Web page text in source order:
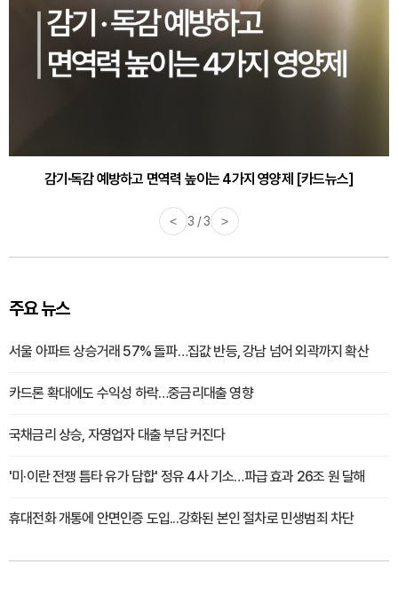
감기·독감 예방하고 면역력 높이는 4가지 영양제 [카드뉴스]
< 3 / 3 >
주요 뉴스
서울 아파트 상승거래 57% 돌파…집값 반등, 강남 넘어 외곽까지 확산
카드론 확대에도 수익성 하락…중금리대출 영향
국채금리 상승, 자영업자 대출 부담 커진다
'미·이란 전쟁 틈타 유가 담합' 정유 4사 기소…파급 효과 26조 원 달해
휴대전화 개통에 안면인증 도입...강화된 본인 절차로 민생범죄 차단